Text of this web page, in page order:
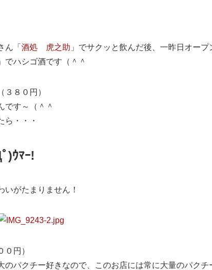
ん「 酒処 虎之助 」でサクッと飲んだ後、一昨日オー
」でハシゴ酒です（＾＾
３８０円）
です～（＾＾
ら・・・
)ｳﾏｰ!
いがたまりません！
０円）
のパクチー好きなので、このお店には常に大量のパクチ